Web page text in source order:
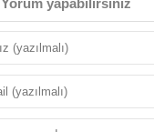
Yorum yapabilirsiniz